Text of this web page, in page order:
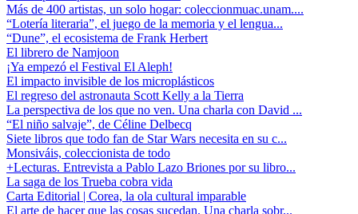
Más de 400 artistas, un solo hogar: coleccionmuac.unam....
“Lotería literaria”, el juego de la memoria y el lengua...
“Dune”, el ecosistema de Frank Herbert
El librero de Namjoon
¡Ya empezó el Festival El Aleph!
El impacto invisible de los microplásticos
El regreso del astronauta Scott Kelly a la Tierra
La perspectiva de los que no ven. Una charla con David ...
“El niño salvaje”, de Céline Delbecq
Siete libros que todo fan de Star Wars necesita en su c...
Monsiváis, coleccionista de todo
+Lecturas. Entrevista a Pablo Lazo Briones por su libro...
La saga de los Trueba cobra vida
Carta Editorial | Corea, la ola cultural imparable
El arte de hacer que las cosas sucedan. Una charla sobr...